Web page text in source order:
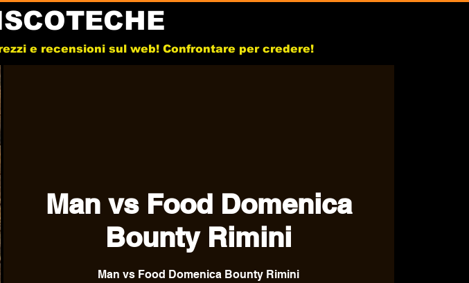
e recensioni sul web! Confrontare per credere!
Man vs Food Domenica
Bounty Rimini
Man vs Food Domenica Bounty Rimini